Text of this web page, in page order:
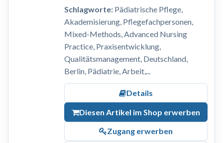
Schlagworte:Pädiatrische Pflege,
Akademisierung, Pflegefachpersonen,
Mixed-Methods, Advanced Nursing
Practice, Praxisentwicklung,
Qualitätsmanagement, Deutschland,
Berlin, Pädiatrie, Arbeit,...
Details
Diesen Artikel im Shop erwerben
Zugang erwerben